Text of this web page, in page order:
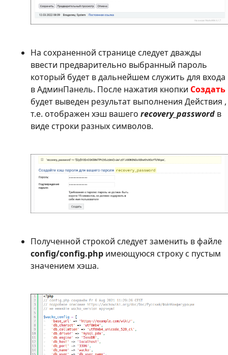
На сохраненной странице следует дважды
ввести предварительно выбранный пароль
который будет в дальнейшем служить для входа
в АдминПанель. После нажатия кнопки Создать
будет выведен результат выполнения Действия ,
т.е. отображен хэш вашего recovery_password в
виде строки разных символов.
Полученной строкой следует заменить в файле
config/config.php имеющуюся строку с пустым
значением хэша.